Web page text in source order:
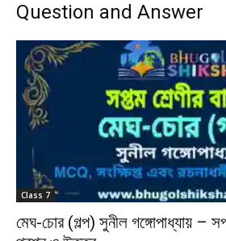
Question and Answer
Class 7
মেঘ-চোর (গল্প) সুনীল গঙ্গোপাধ্যায় –